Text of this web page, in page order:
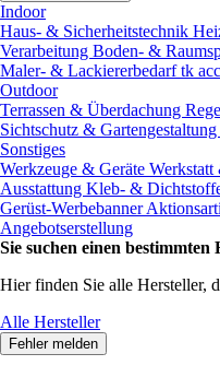
Indoor
Haus- & Sicherheitstechnik
Verarbeitung Boden- &
Maler- & Lackiererbedarftk
Outdoor
Terrassen & Überdachung
Sichtschutz & Gartengestaltung
Sonstiges
Werkzeuge & Geräte Werkstatt
Ausstattung Kleb- &
Gerüst-Werbebanner
Angebotserstellung
Sie suchen einen bestimmten
Hier finden Sie alle Hersteller,
Alle Hersteller
Fehler melden